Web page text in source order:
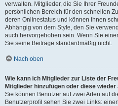
verwalten. Mitglieder, die Sie Ihrer
persönlichen Bereich für den schnellen
deren Onlinestatus und können ihnen
Abhängig von dem Style, den Sie
auch hervorgehoben sein. Wenn Sie
Sie seine Beiträge standardmäßig nicht.
Nach oben
Wie kann ich Mitglieder zur Liste der
Mitglieder hinzufügen oder diese
Sie können Benutzer auf zwei Arten auf
Benutzerprofil sehen Sie zwei Links: